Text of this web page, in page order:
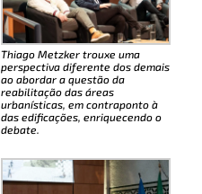
Thiago Metzker trouxe uma
perspectiva diferente dos demais
ao abordar a questão da
reabilitação das áreas
urbanísticas, em contraponto à
das edificações, enriquecendo o
debate.